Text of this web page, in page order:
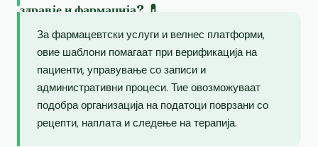
здравје и фармација? 💊
За фармацевтски услуги и велнес платформи,
овие шаблони помагаат при верификација на
пациенти, управување со записи и
административни процеси. Тие овозможуваат
подобра организација на податоци поврзани со
рецепти, наплата и следење на терапија.